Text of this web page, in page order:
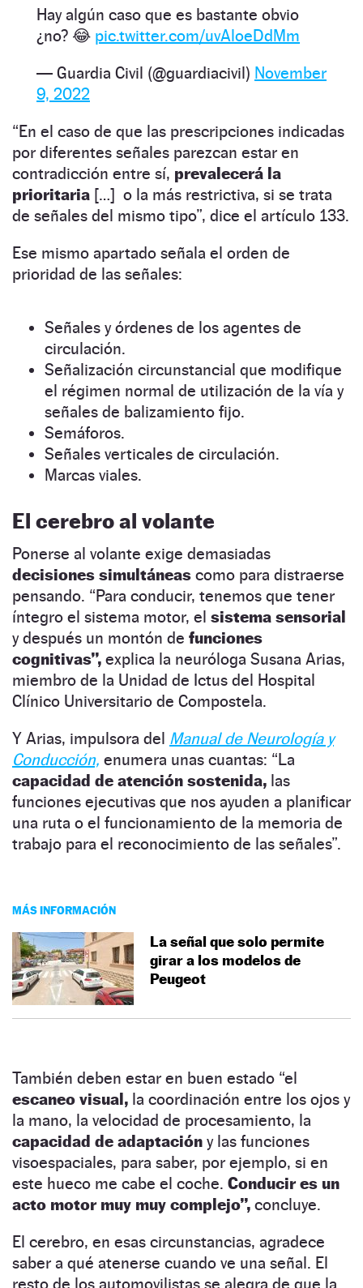
Hay algún caso que es bastante obvio
¿no? 😂 pic.twitter.com/uvAloeDdMm
— Guardia Civil (@guardiacivil) November
9, 2022
“En el caso de que las prescripciones indicadas
por diferentes señales parezcan estar en
contradicción entre sí, prevalecerá la
prioritaria […] o la más restrictiva, si se trata
de señales del mismo tipo”, dice el artículo 133.
Ese mismo apartado señala el orden de
prioridad de las señales:
Señales y órdenes de los agentes de
circulación.
Señalización circunstancial que modifique
el régimen normal de utilización de la vía y
señales de balizamiento fijo.
Semáforos.
Señales verticales de circulación.
Marcas viales.
El cerebro al volante
Ponerse al volante exige demasiadas
decisiones simultáneas como para distraerse
pensando. “Para conducir, tenemos que tener
íntegro el sistema motor, el sistema sensorial
y después un montón de funciones
cognitivas”, explica la neuróloga Susana Arias,
miembro de la Unidad de Ictus del Hospital
Clínico Universitario de Compostela.
Y Arias, impulsora del Manual de Neurología y
Conducción, enumera unas cuantas: “La
capacidad de atención sostenida, las
funciones ejecutivas que nos ayuden a planificar
una ruta o el funcionamiento de la memoria de
trabajo para el reconocimiento de las señales”.
MÁS INFORMACIÓN
La señal que solo permite
girar a los modelos de
Peugeot
También deben estar en buen estado “el
escaneo visual, la coordinación entre los ojos y
la mano, la velocidad de procesamiento, la
capacidad de adaptación y las funciones
visoespaciales, para saber, por ejemplo, si en
este hueco me cabe el coche. Conducir es un
acto motor muy muy complejo”, concluye.
El cerebro, en esas circunstancias, agradece
saber a qué atenerse cuando ve una señal. El
resto de los automovilistas se alegra de que la